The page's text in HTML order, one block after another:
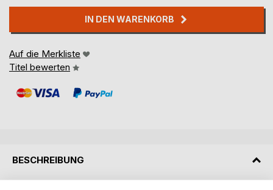
IN DEN WARENKORB
Auf die Merkliste
Titel bewerten
BESCHREIBUNG